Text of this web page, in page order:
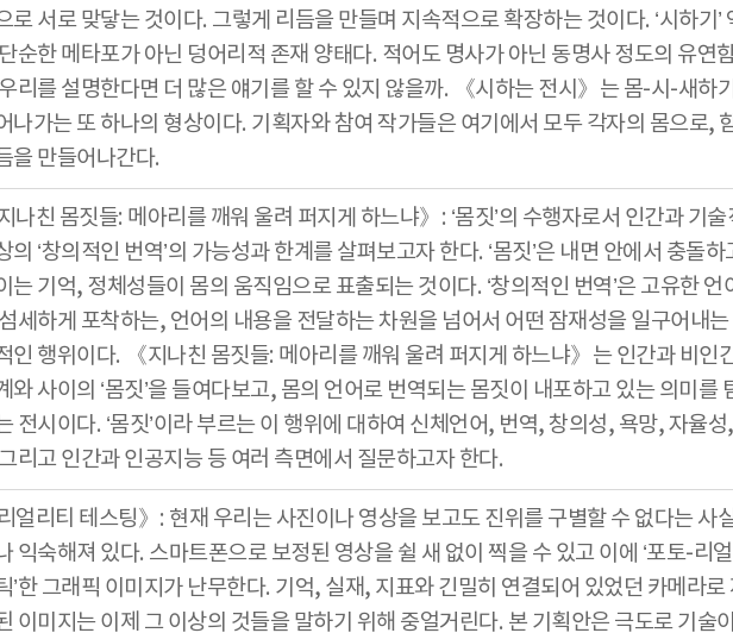
로 서로 맞닿는 것이다. 그렇게 리듬을 만들며 지속적으로 확장하는 것이다. ‘시하기’
순한 메타포가 아닌 덩어리적 존재 양태다. 적어도 명사가 아닌 동명사 정도의 유연
리를 설명한다면 더 많은 얘기를 할 수 있지 않을까. 《시하는 전시》는 몸-시-새하
나가는 또 하나의 형상이다. 기획자와 참여 작가들은 여기에서 모두 각자의 몸으로,
을 만들어나간다.
지나친 몸짓들: 메아리를 깨워 울려 퍼지게 하느냐》: ‘몸짓’의 수행자로서 인간과 기술
의 ‘창의적인 번역’의 가능성과 한계를 살펴보고자 한다. ‘몸짓’은 내면 안에서 충돌하
는 기억, 정체성들이 몸의 움직임으로 표출되는 것이다. ‘창의적인 번역’은 고유한 언
세하게 포착하는, 언어의 내용을 전달하는 차원을 넘어서 어떤 잠재성을 일구어내는
인 행위이다. 《지나친 몸짓들: 메아리를 깨워 울려 퍼지게 하느냐》는 인간과 비인
와 사이의 ‘몸짓’을 들여다보고, 몸의 언어로 번역되는 몸짓이 내포하고 있는 의미를
전시이다. ‘몸짓’이라 부르는 이 행위에 대하여 신체언어, 번역, 창의성, 욕망, 자율성
리고 인간과 인공지능 등 여러 측면에서 질문하고자 한다.
리얼리티 테스팅》: 현재 우리는 사진이나 영상을 보고도 진위를 구별할 수 없다는 사
익숙해져 있다. 스마트폰으로 보정된 영상을 쉴 새 없이 찍을 수 있고 이에 ‘포토-리얼
’한 그래픽 이미지가 난무한다. 기억, 실재, 지표와 긴밀히 연결되어 있었던 카메라로
이미지는 이제 그 이상의 것들을 말하기 위해 중얼거린다. 본 기획안은 극도로 기술